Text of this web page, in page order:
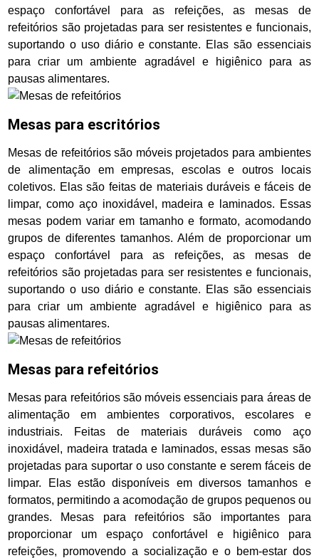
espaço confortável para as refeições, as mesas de
refeitórios são projetadas para ser resistentes e funcionais,
suportando o uso diário e constante. Elas são essenciais
para criar um ambiente agradável e higiênico para as
pausas alimentares.
Mesas para escritórios
Mesas de refeitórios são móveis projetados para ambientes
de alimentação em empresas, escolas e outros locais
coletivos. Elas são feitas de materiais duráveis e fáceis de
limpar, como aço inoxidável, madeira e laminados. Essas
mesas podem variar em tamanho e formato, acomodando
grupos de diferentes tamanhos. Além de proporcionar um
espaço confortável para as refeições, as mesas de
refeitórios são projetadas para ser resistentes e funcionais,
suportando o uso diário e constante. Elas são essenciais
para criar um ambiente agradável e higiênico para as
pausas alimentares.
Mesas para refeitórios
Mesas para refeitórios são móveis essenciais para áreas de
alimentação em ambientes corporativos, escolares e
industriais. Feitas de materiais duráveis como aço
inoxidável, madeira tratada e laminados, essas mesas são
projetadas para suportar o uso constante e serem fáceis de
limpar. Elas estão disponíveis em diversos tamanhos e
formatos, permitindo a acomodação de grupos pequenos ou
grandes. Mesas para refeitórios são importantes para
proporcionar um espaço confortável e higiênico para
refeições, promovendo a socialização e o bem-estar dos